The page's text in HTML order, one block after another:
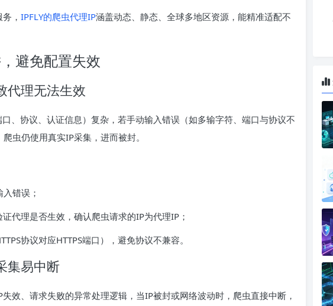
， IPFLY的爬虫代理IP涵盖动态、静态、全球多地区资源，能精准适配不
避免配置失效
代理无法生效
、协议、认证信息）复杂，若手动输入错误（如多输字符、端口与协议不
虫仍使用真实IP采集，进而被封。
错误；
代理是否生效，确认爬虫请求的IP为代理IP；
协议对应HTTPS端口），避免协议不兼容。
集易中断
效、请求失败的异常处理逻辑，当IP被封或网络波动时，爬虫直接中断，